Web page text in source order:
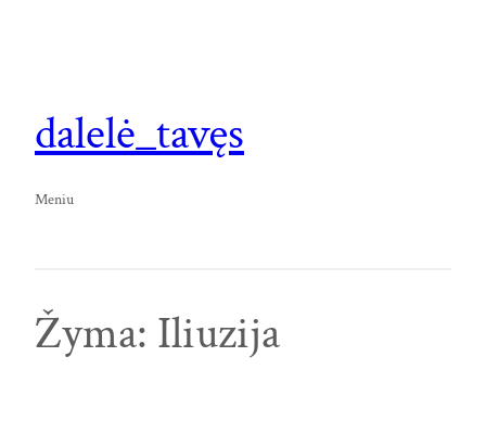
dalelė_tavęs
Meniu
Žyma: Iliuzija